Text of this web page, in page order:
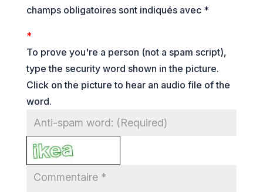
champs obligatoires sont indiqués avec *
*
To prove you're a person (not a spam script),
type the security word shown in the picture.
Click on the picture to hear an audio file of the
word.